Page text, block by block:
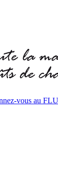
vous au